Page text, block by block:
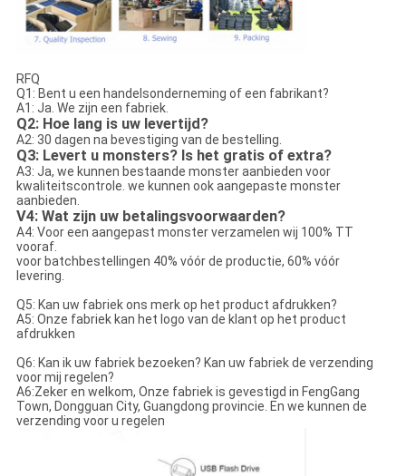
RFQ
Q1: Bent u een handelsonderneming of een fabrikant?
A1: Ja. We zijn een fabriek.
Q2: Hoe lang is uw levertijd?
A2: 30 dagen na bevestiging van de bestelling.
Q3: Levert u monsters? Is het gratis of extra?
A3: Ja, we kunnen bestaande monster aanbieden voor
kwaliteitscontrole. we kunnen ook aangepaste monster
aanbieden.
V4: Wat zijn uw betalingsvoorwaarden?
A4: Voor een aangepast monster verzamelen wij 100% TT
vooraf.
voor batchbestellingen 40% vóór de productie, 60% vóór
levering.
Q5: Kan uw fabriek ons merk op het product afdrukken?
A5: Onze fabriek kan het logo van de klant op het product
afdrukken
Q6: Kan ik uw fabriek bezoeken? Kan uw fabriek de verzending
voor mij regelen?
A6:Zeker en welkom, Onze fabriek is gevestigd in FengGang
Town, Dongguan City, Guangdong provincie. En we kunnen de
verzending voor u regelen